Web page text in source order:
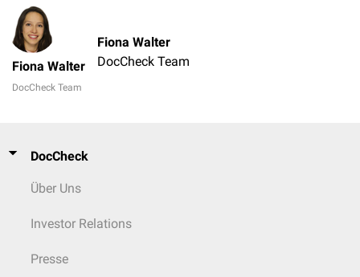
Fiona Walter
DocCheck Team
Fiona Walter
DocCheck Team
DocCheck
Über Uns
Investor Relations
Presse